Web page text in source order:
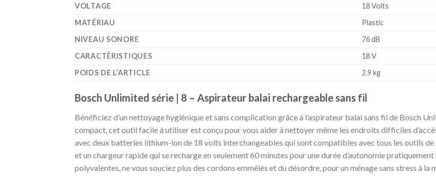
VOLTAGE
‎18 Volts
MATÉRIAU
‎Plastic
NIVEAU SONORE
‎76 dB
CARACTÉRISTIQUES
‎18 V
POIDS DE L’ARTICLE
‎2.9 kg
Bosch Unlimited série | 8 – Aspirateur balai rechargeable sans fil
Bénéficiez d’un nettoyage hygiénique et sans complication grâce à l’aspirateur balai sans fil de Bosch
compact, cet outil facile à utiliser est conçu pour vous aider à nettoyer même les endroits difficiles
avec deux batteries lithium-ion de 18 volts interchangeables qui sont compatibles avec tous les outils
et un chargeur rapide qui se recharge en seulement 60 minutes pour une durée d’autonomie
polyvalentes, ne vous souciez plus des cordons emmêlés et du désordre, pour un ménage sans stress à la